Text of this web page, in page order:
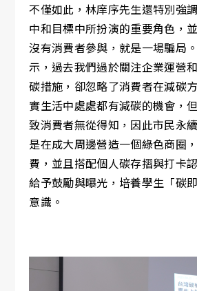
不僅如此，林庠序先生還特別強
中和目標中所扮演的重要角色，
沒有消費者參與，就是一場騙局
示，過去我們過於關注企業運營
碳措施，卻忽略了消費者在減碳
實生活中處處都有減碳的機會，
致消費者無從得知，因此市民永
是在成大周邊營造一個綠色商圈
費，並且搭配個人碳存摺與打卡
給予鼓勵與曝光，培養學生「碳
意識。